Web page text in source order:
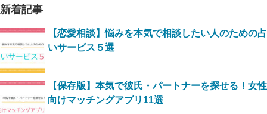
新着記事
【恋愛相談】悩みを本気で相談したい人のための占
いサービス５選
【保存版】本気で彼氏・パートナーを探せる！女性
向けマッチングアプリ11選